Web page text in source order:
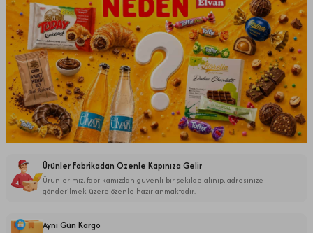
Ürünler Fabrikadan Özenle Kapınıza Gelir
Ürünlerimiz, fabrikamızdan güvenli bir şekilde alınıp, adresinize
gönderilmek üzere özenle hazırlanmaktadır.
Aynı Gün Kargo